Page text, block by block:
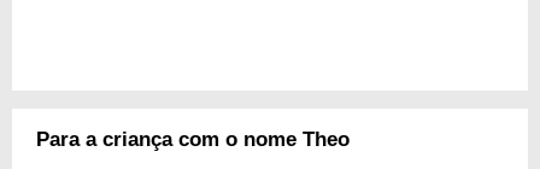
Para a criança com o nome Theo